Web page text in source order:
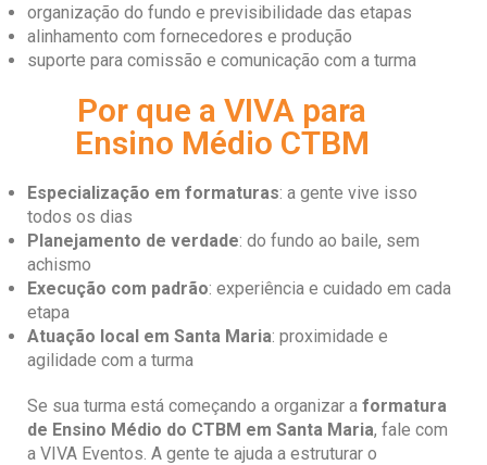
organização do fundo e previsibilidade das etapas
alinhamento com fornecedores e produção
suporte para comissão e comunicação com a turma
Por que a VIVA para
Ensino Médio CTBM
Especialização em formaturas: a gente vive isso
todos os dias
Planejamento de verdade: do fundo ao baile, sem
achismo
Execução com padrão: experiência e cuidado em cada
etapa
Atuação local em Santa Maria: proximidade e
agilidade com a turma
Se sua turma está começando a organizar a formatura
de Ensino Médio do CTBM em Santa Maria, fale com
a VIVA Eventos. A gente te ajuda a estruturar o